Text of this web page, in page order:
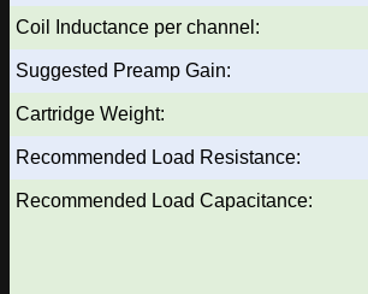
Coil Inductance per channel:
Suggested Preamp Gain:
Cartridge Weight:
Recommended Load Resistance:
Recommended Load Capacitance: